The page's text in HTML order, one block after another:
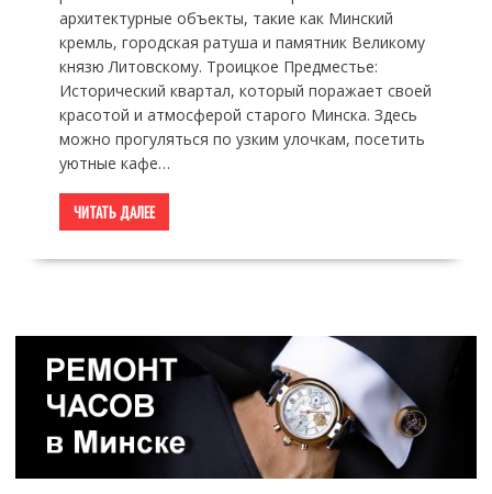
архитектурные объекты, такие как Минский
кремль, городская ратуша и памятник Великому
князю Литовскому. Троицкое Предместье:
Исторический квартал, который поражает своей
красотой и атмосферой старого Минска. Здесь
можно прогуляться по узким улочкам, посетить
уютные кафе…
ЧИТАТЬ ДАЛЕЕ